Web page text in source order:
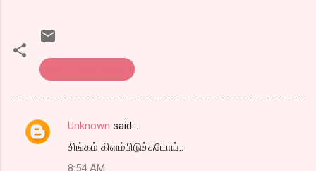
C
Unknown said…
சிங்கம் கிளம்பிடுச்சுடோய்..
8:54 AM